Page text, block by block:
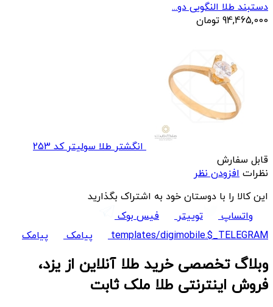
دستبند طلا النگویی دو...
94,465,000 تومان
انگشتر طلا سولیتر کد 253
قابل سفارش
نظرات افزودن نظر
این کالا را با دوستان خود به اشتراک بگذارید
واتساپ
توییتر
فیس بوک
templates/digimobile.$_TELEGRAM
پیامک پیامک
وبلاگ تخصصی خرید طلا آنلاین از یزد،
فروش اینترنتی طلا ملک ثابت